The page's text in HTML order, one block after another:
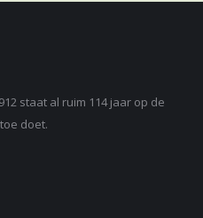
staat al ruim 114 jaar op de
doet.